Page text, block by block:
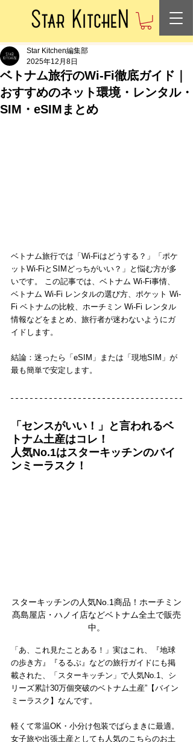
ベトナム旅行のWi-Fi徹底ガイド｜
おすすめのネット環境・レンタル・
SIM・eSIMまとめ
Star Kitchen編集部
2025年12月8日
ベトナム旅行では「Wi-Fiはどうする？」「ポケ
ットWi-FiとSIMどっちがいい？」と悩む方が多
いです。 この記事では、ベトナム Wi-Fi事情、
ベトナム Wi-Fi レンタルの選び方、ポケット Wi-
Fi ベトナムの比較、ホーチミン Wi-Fi レンタル
情報などをまとめ、旅行者が迷わないようにガ
イドします。
結論：迷ったら「eSIM」または「現地SIM」が
最も簡単で安定します。
「センスがいい！」と言われるベ
トナム土産はコレ！
人気No.1はスターキッチンのバイ
ンミーラスク！
スターキッチンの人気No.1商品！ホーチミン
髙島屋店・ハノイ店などベトナム全土で販売
中。
「あ、これ見たことある！」実はこれ、『地球
の歩き方』『るるぶ』などの旅行ガイドにも掲
載された、「スターキッチン」で人気No.1、シ
リーズ累計30万個突破のベトナム土産”【バイン
ミーラスク】なんです。
軽くて常温OK・小分け包装でばらまきに最適。
女子旅や出張土産としても人気のこちらのお土